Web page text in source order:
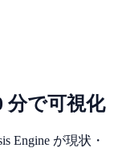
分で可視化
Engine が現状・